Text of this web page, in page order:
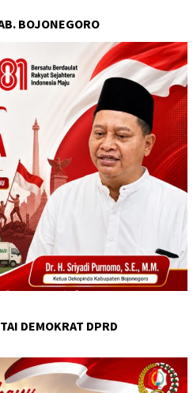
BOJONEGORO
DEMOKRAT DPRD